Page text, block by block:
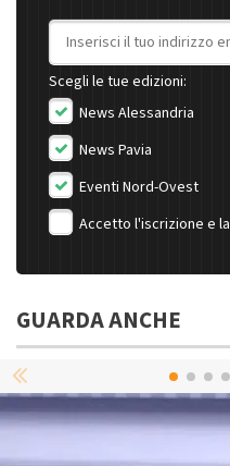
Indirizzo email
Scegli le tue edizioni:
News Alessandria
News Pavia
Eventi Nord-Ovest
Accetto l'iscrizione e la
GUARDA ANCHE